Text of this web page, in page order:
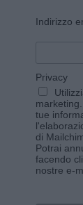
Indirizzo
Privacy
tue
di
Potrai
facendo
nostre e-